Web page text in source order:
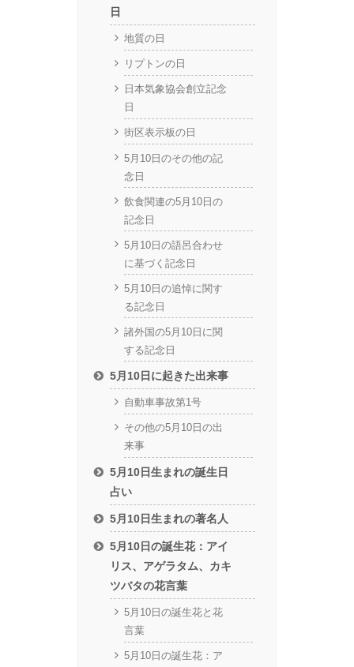
日
地質の日
リプトンの日
日本気象協会創立記念
日
街区表示板の日
5月10日のその他の記
念日
飲食関連の5月10日の
記念日
5月10日の語呂合わせ
に基づく記念日
5月10日の追悼に関す
る記念日
諸外国の5月10日に関
する記念日
5月10日に起きた出来事
自動車事故第1号
その他の5月10日の出
来事
5月10日生まれの誕生日
占い
5月10日生まれの著名人
5月10日の誕生花：アイ
リス、アゲラタム、カキ
ツバタの花言葉
5月10日の誕生花と花
言葉
5月10日の誕生花：ア